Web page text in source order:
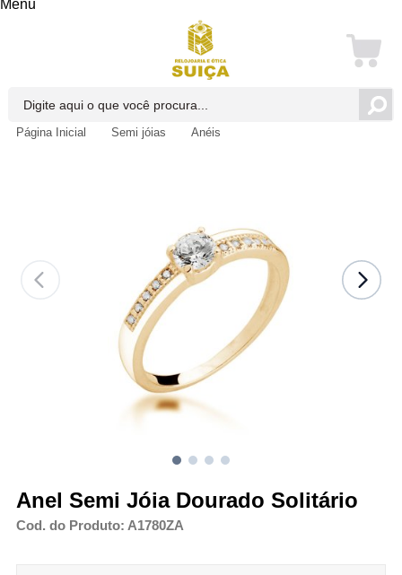
Menu
Página Inicial Semi jóias Anéis
Anel Semi Jóia Dourado Solitário
Cod. do Produto: A1780ZA